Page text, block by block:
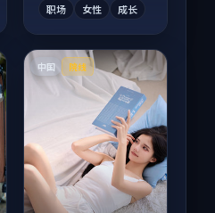
职场 女性 成长
中国 院线